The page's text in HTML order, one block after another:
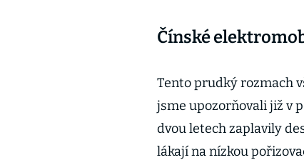
Čínské
Tento prudký rozmach
jsme upozorňovali již v
dvou letech zaplavily
lákají na nízkou